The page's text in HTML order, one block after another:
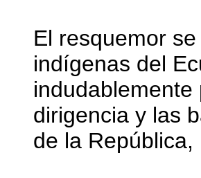
El resquemor
indígenas del
dirigencia y las
de la